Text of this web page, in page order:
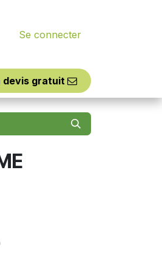
Se connecter
d​​evis ​​gratuit